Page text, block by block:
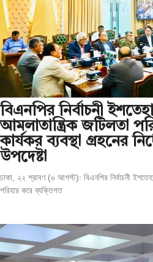
বিএনপির নির্বাচনী
আমলাতান্ত্রিক জটিলতা
কার্যকর ব্যবস্থা গ্রহনের
উপদেষ্টা
ঢাকা, ২২ শ্রাবণ (৬ আগস্ট): বিএনপির নির্বাচনী
পরিহার করে ব্যক্তিগত